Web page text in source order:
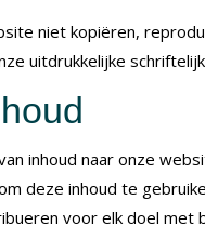
niet kopiëren,
uitdrukkelijke
inhoud naar onze
deze inhoud te
voor elk doel met